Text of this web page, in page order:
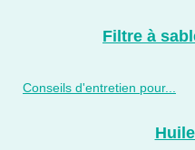
Filtre à
Conseils d'entretien pour...